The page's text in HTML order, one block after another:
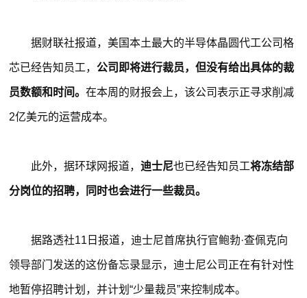
据财联社报道，美国本土最大的半导体晶圆代工公司格
芯已经告知员工，公司即将进行裁员，但没有给出具体的裁
员数额和时间。在本周的财报会上，该公司表示正寻求削减
2亿美元的运营成本。
此外，据环球网报道，迪士尼也已经告知员工将冻结部
分岗位的招聘，同时也会进行一些裁员。
据路透社11日报道，迪士尼首席执行官鲍勃·查佩克向
领导部门发送的这份备忘录显示，迪士尼公司正在有针对性
地暂停招聘计划，并计划“少量裁员”来控制成本。